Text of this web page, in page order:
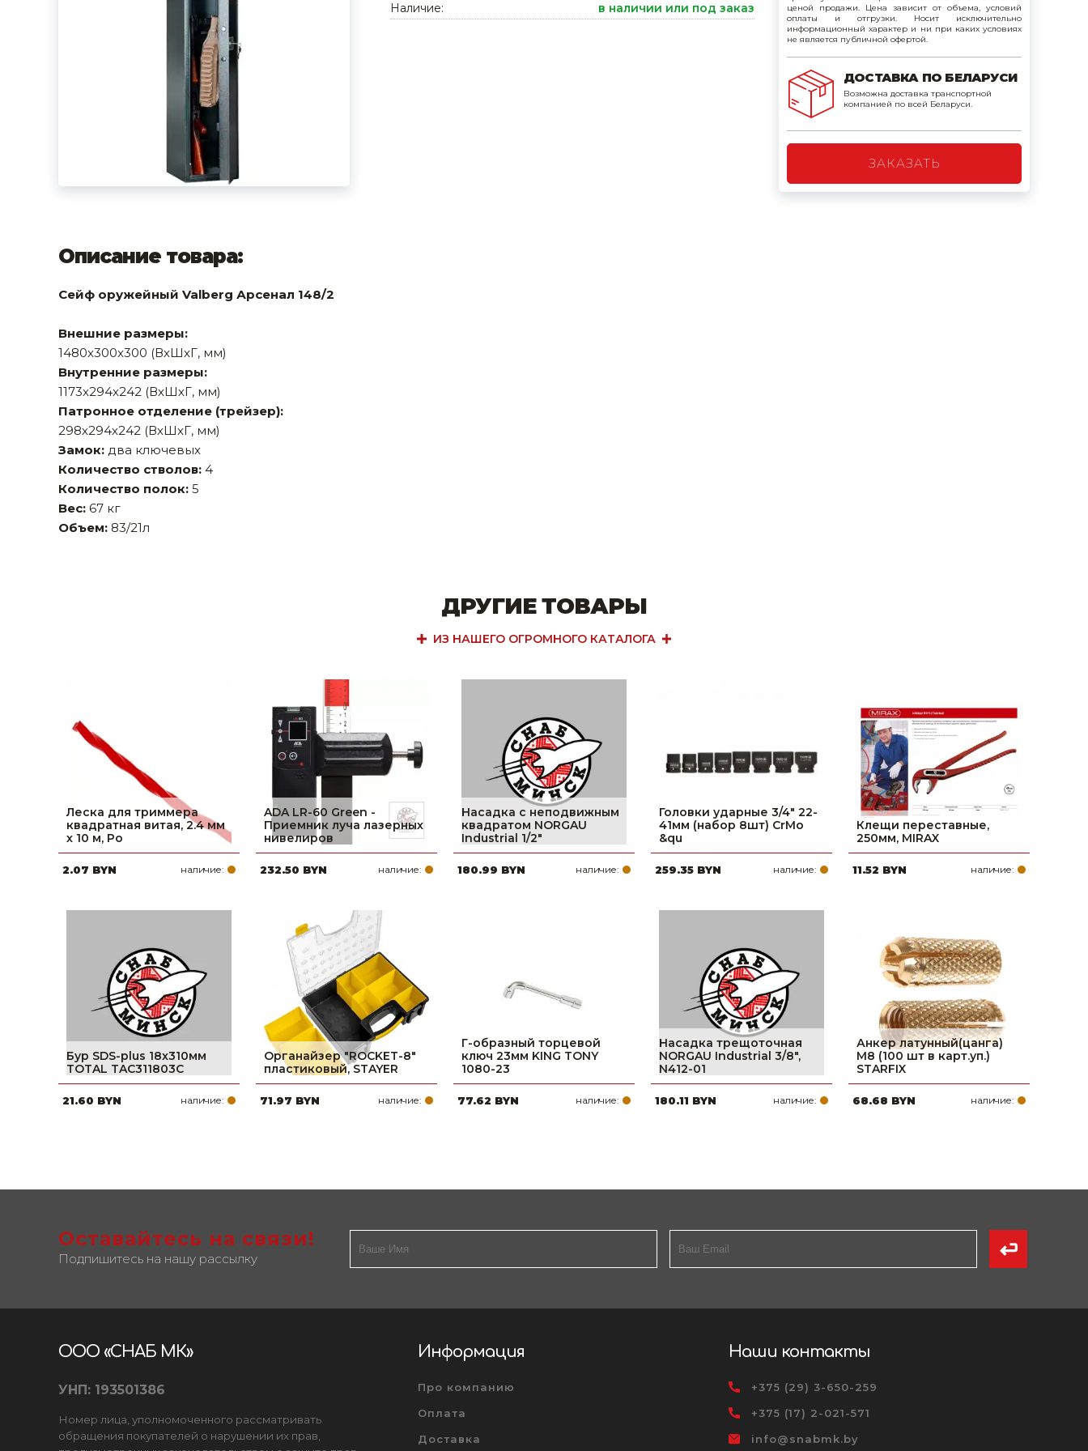
Строительное оборудование
Садовая техника, оснастка и принадлежности
Сварочное оборудование и материалы
Средства индивидуальной защиты и спецодежда
Хранение инструмента (ящики, сумки, пояса, тележки)
Ручной инструмент
Строительные и отделочные материалы
Садовый инструмент, вазоны, горшки и кашпо, теплицы, парники
Товары для дома
Автомобильные товары, инструменты
Ниппельные поилки для
Наличие: в наличии или под заказ
ценой продажи. Цена зависит от объема, условий
оплаты и отгрузки. Носит исключительно
информационный характер и ни при каких условиях
не является публичной офертой.
ДОСТАВКА ПО БЕЛАРУСИ
Возможна доставка транспортной
компанией по всей Беларуси.
ЗАКАЗАТЬ
Описание товара:
Сейф оружейный Valberg Арсенал 148/2
Внешние размеры:
1480x300x300 (ВхШхГ, мм)
Внутренние размеры:
1173x294x242 (ВхШхГ, мм)
Патронное отделение (трейзер):
298х294х242 (ВхШхГ, мм)
Замок: два ключевых
Количество стволов: 4
Количество полок: 5
Вес: 67 кг
Объем: 83/21л
ДРУГИЕ ТОВАРЫ
ИЗ НАШЕГО ОГРОМНОГО КАТАЛОГА
Леска для триммера
квадратная витая, 2.4 мм
х 10 м, Ро
2.07 BYN наличие:
ADA LR-60 Green -
Приемник луча лазерных
нивелиров
232.50 BYN наличие:
Насадка с неподвижным
квадратом NORGAU
Industrial 1/2"
180.99 BYN наличие:
Головки ударные 3/4" 22-
41мм (набор 8шт) СrMo
&qu
259.35 BYN наличие:
Клещи переставные,
250мм, MIRAX
11.52 BYN наличие:
Бур SDS-plus 18x310мм
TOTAL TAC311803C
21.60 BYN наличие:
Органайзер ″ROCKET-8″
пластиковый, STAYER
71.97 BYN наличие:
Г-образный торцевой
ключ 23мм KING TONY
1080-23
77.62 BYN наличие:
Насадка трещоточная
NORGAU Industrial 3/8",
N412-01
180.11 BYN наличие:
Анкер латунный(цанга)
М8 (100 шт в карт.уп.)
STARFIX
68.68 BYN наличие:
Оставайтесь на связи!
Подпишитесь на нашу рассылку
ООО «СНАБ МК»
УНП: 193501386
Номер лица, уполномоченного рассматривать
обращения покупателей о нарушении их прав,
Информация
Про компанию
Оплата
Доставка
Наши контакты
+375 (29) 3-650-259
+375 (17) 2-021-571
info@snabmk.by